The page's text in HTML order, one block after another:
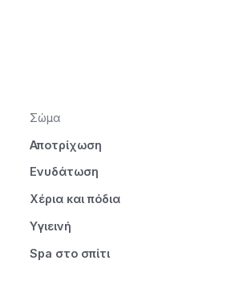
Σώμα
Αποτρίχωση
Ενυδάτωση
Χέρια και πόδια
Υγιεινή
Spa στο σπίτι